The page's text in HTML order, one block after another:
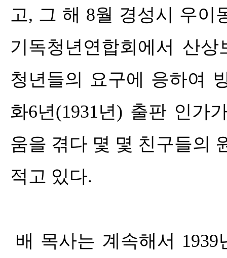
고, 그 해 8월 경성시 우이
기독청년연합회에서 산
청년들의 요구에 응하여
화6년(1931년) 출판 인가
움을 겪다 몇 몇 친구들의
적고 있다.
배 목사는 계속해서 1939